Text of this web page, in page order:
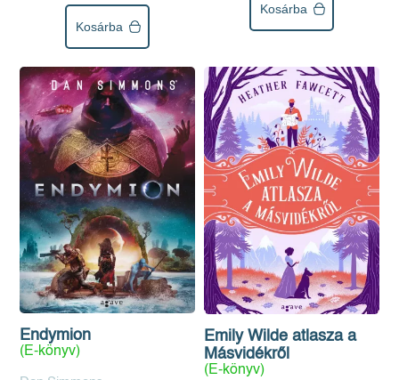
Kosárba
Kosárba
Endymion
(E-könyv)
Emily Wilde atlasza a
Másvidékről
(E-könyv)